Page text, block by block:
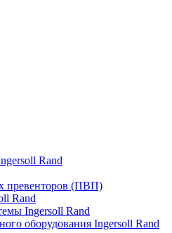
Rand
превенторов (ПВП)
Rand
Ingersoll Rand
оборудования Ingersoll Rand